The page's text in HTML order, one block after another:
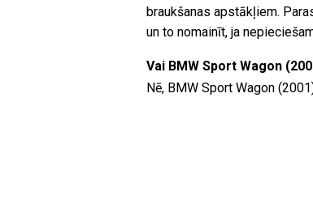
braukšanas apstākļiem.
un to nomainīt, ja
Vai BMW Sport Wagon
Nē, BMW Sport Wagon